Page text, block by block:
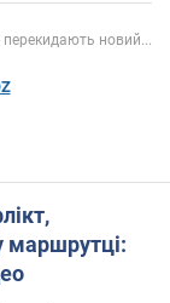
перекидають новий...
маршрутці: